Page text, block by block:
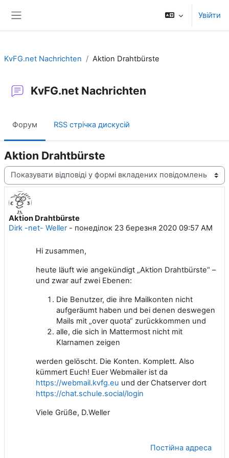
Увійти
KvFG.net Nachrichten Aktion Drahtbürste
KvFG.net Nachrichten
Форум RSS стрічка дискусій
Aktion Drahtbürste
Тип показу
Aktion Drahtbürste
Dirk -net- Weller- понеділок 23 березня 2020 09:57 AM
Кількість відповідей: 0
Hi zusammen,
heute läuft wie angekündigt „Aktion Drahtbürste“ –
und zwar auf zwei Ebenen:
Die Benutzer, die ihre Mailkonten nicht
aufgeräumt haben und bei denen deswegen
Mails mit „over quota“ zurückkommen und
alle, die sich in Mattermost nicht mit
Klarnamen zeigen
werden gelöscht. Die Konten. Komplett. Also
kümmert Euch! Euer Webmailer ist da
https://webmail.kvfg.eu und der Chatserver dort
https://chat.schule.social/login
Viele Grüße, D.Weller
Постійна адреса